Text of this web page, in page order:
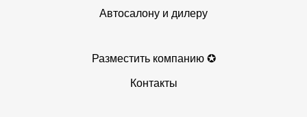
Автосалону и дилеру
Разместить компанию ✪
Контакты